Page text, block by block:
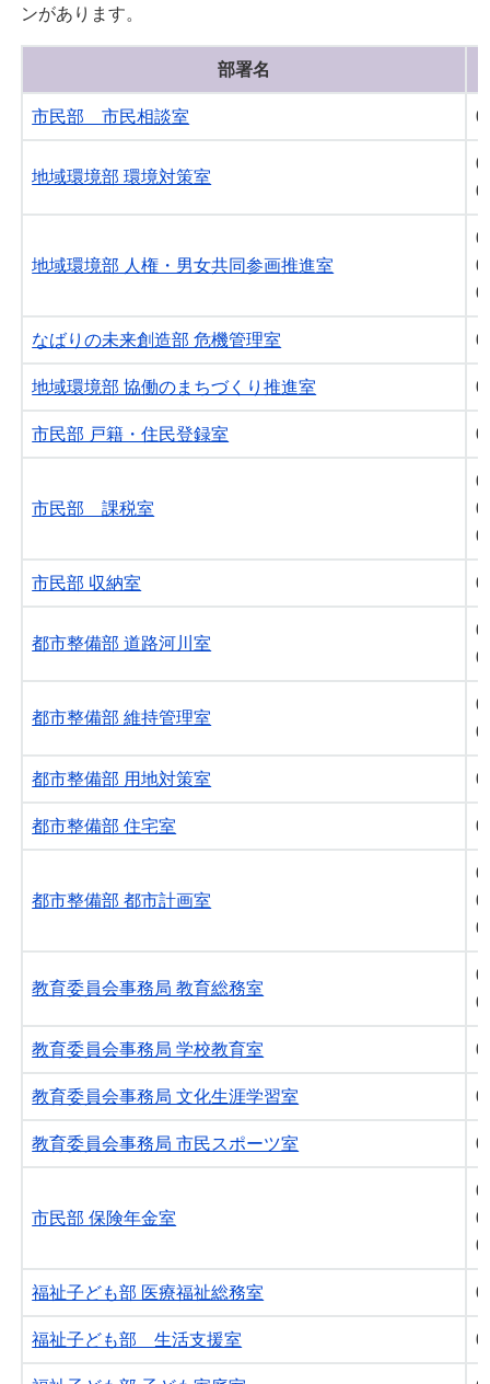
ンがあります。
部署名
市民部 市民相談室
地域環境部 環境対策室
地域環境部 人権・男女共同参画推進室
なばりの未来創造部 危機管理室
地域環境部 協働のまちづくり推進室
市民部 戸籍・住民登録室
市民部 課税室
市民部 収納室
都市整備部 道路河川室
都市整備部 維持管理室
都市整備部 用地対策室
都市整備部 住宅室
都市整備部 都市計画室
教育委員会事務局 教育総務室
教育委員会事務局 学校教育室
教育委員会事務局 文化生涯学習室
教育委員会事務局 市民スポーツ室
市民部 保険年金室
福祉子ども部 医療福祉総務室
福祉子ども部 生活支援室